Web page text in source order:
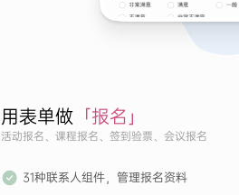
用表单做 「报名」
活动报名、课程报名、签到验票、会议报名
31种联系人组件，管理报名资料